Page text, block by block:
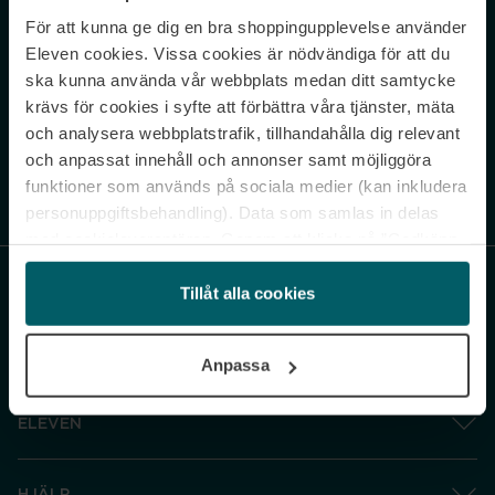
För att kunna ge dig en bra shoppingupplevelse använder
Eleven cookies. Vissa cookies är nödvändiga för att du
ska kunna använda vår webbplats medan ditt samtycke
krävs för cookies i syfte att förbättra våra tjänster, mäta
och analysera webbplatstrafik, tillhandahålla dig relevant
och anpassat innehåll och annonser samt möjliggöra
funktioner som används på sociala medier (kan inkludera
personuppgiftsbehandling). Data som samlas in delas
och gå vidare” accepterar du samtliga cookies medan du
under ”Inställningar” kan anpassa användningen av
cookies. Du kan återkalla ditt samtycke när som helst.
Tillåt alla cookies
Anpassa
Never miss a beat.
Sign up to our newsletter.
Genom att prenumerera accepterar du vår Integritetspolicy. Avprenumerera
ELEVEN